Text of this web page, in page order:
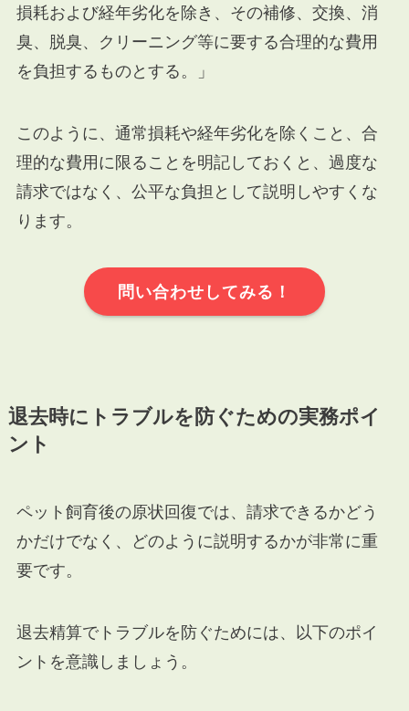
損耗および経年劣化を除き、その補修、交換、消
臭、脱臭、クリーニング等に要する合理的な費用
を負担するものとする。」
このように、通常損耗や経年劣化を除くこと、合
理的な費用に限ることを明記しておくと、過度な
請求ではなく、公平な負担として説明しやすくな
ります。
問い合わせしてみる！
退去時にトラブルを防ぐための実務ポイ
ント
ペット飼育後の原状回復では、請求できるかどう
かだけでなく、どのように説明するかが非常に重
要です。
退去精算でトラブルを防ぐためには、以下のポイ
ントを意識しましょう。